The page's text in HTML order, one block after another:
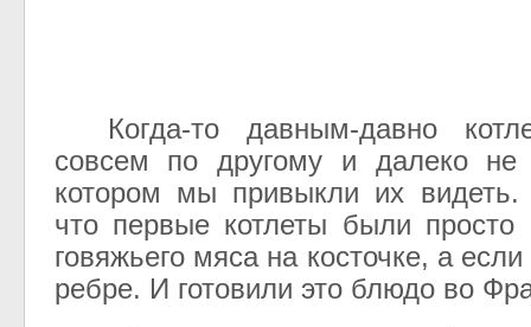
Когда-то давным-давно
совсем по другому и далеко
котором мы привыкли их
что первые котлеты были просто
говяжьего мяса на косточке, а
ребре. И готовили это блюдо во